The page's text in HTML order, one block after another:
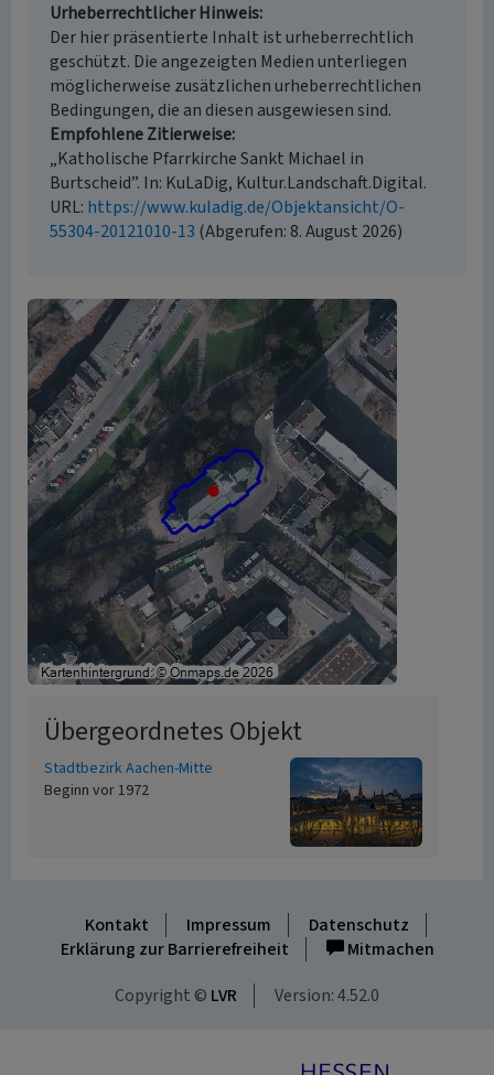
Urheberrechtlicher Hinweis
Der hier präsentierte Inhalt ist urheberrechtlich
geschützt. Die angezeigten Medien unterliegen
möglicherweise zusätzlichen urheberrechtlichen
Bedingungen, die an diesen ausgewiesen sind.
Empfohlene Zitierweise
„Katholische Pfarrkirche Sankt Michael in
Burtscheid”. In: KuLaDig, Kultur.Landschaft.Digital.
URL: https://www.kuladig.de/Objektansicht/O-
55304-20121010-13 (Abgerufen: 8. August 2026)
Übergeordnetes Objekt
Stadtbezirk Aachen-Mitte
Beginn vor 1972
Kontakt Impressum
Datenschutz
Erklärung zur Barrierefreiheit
Mitmachen
Copyright © LVR Version: 4.52.0